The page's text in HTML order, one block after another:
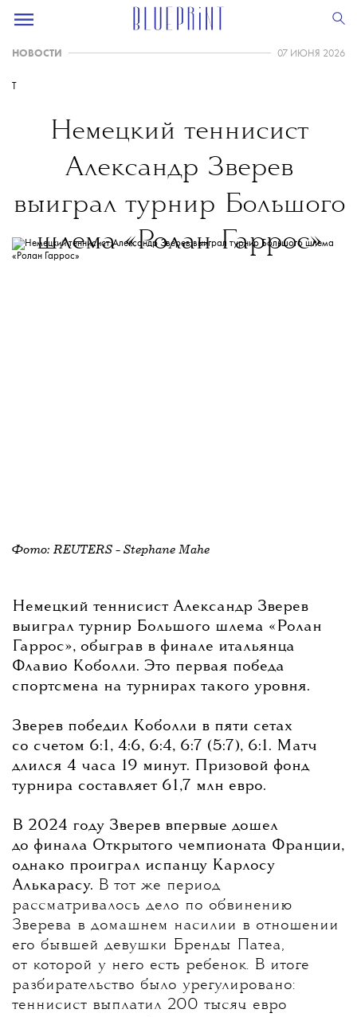
НОВОСТИ 07 ИЮНЯ 2026
T
Немецкий теннисист
Александр Зверев
выиграл турнир Большого
шлема «Ролан Гаррос»
Фото: REUTERS - Stephane Mahe
Немецкий теннисист Александр Зверев
выиграл турнир Большого шлема «Ролан
Гаррос», обыграв в финале итальянца
Флавио Коболли. Это первая победа
спортсмена на турнирах такого уровня.
Зверев победил Коболли в пяти сетах
со счетом 6:1, 4:6, 6:4, 6:7 (5:7), 6:1. Матч
длился 4 часа 19 минут. Призовой фонд
турнира составляет 61,7 млн евро.
В 2024 году Зверев впервые дошел
до финала Открытого чемпионата Франции,
однако проиграл испанцу Карлосу
Алькарасу. В тот же период
рассматривалось дело по обвинению
Зверева в домашнем насилии в отношении
его бывшей девушки Бренды Патеа,
от которой у него есть ребенок. В итоге
разбирательство было урегулировано:
теннисист выплатил 200 тысяч евро